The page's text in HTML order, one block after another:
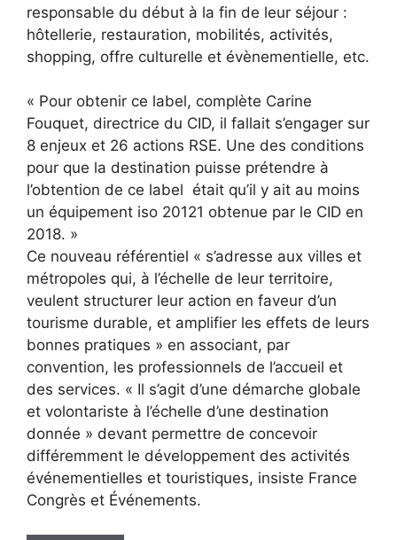
responsable du début à la fin de leur séjour :
hôtellerie, restauration, mobilités, activités,
shopping, offre culturelle et évènementielle, etc.
« Pour obtenir ce label, complète Carine
Fouquet, directrice du CID, il fallait s’engager sur
8 enjeux et 26 actions RSE. Une des conditions
pour que la destination puisse prétendre à
l’obtention de ce label était qu’il y ait au moins
un équipement iso 20121 obtenue par le CID en
2018. »
Ce nouveau référentiel « s’adresse aux villes et
métropoles qui, à l’échelle de leur territoire,
veulent structurer leur action en faveur d’un
tourisme durable, et amplifier les effets de leurs
bonnes pratiques » en associant, par
convention, les professionnels de l’accueil et
des services. « Il s’agit d’une démarche globale
et volontariste à l’échelle d’une destination
donnée » devant permettre de concevoir
différemment le développement des activités
événementielles et touristiques, insiste France
Congrès et Événements.